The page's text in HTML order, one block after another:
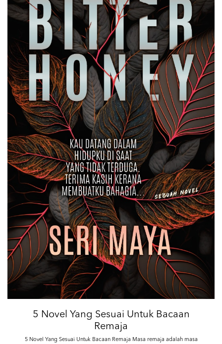
5 Novel Yang Sesuai Untuk Bacaan
Remaja
5 Novel Yang Sesuai Untuk Bacaan Remaja Masa remaja adalah masa